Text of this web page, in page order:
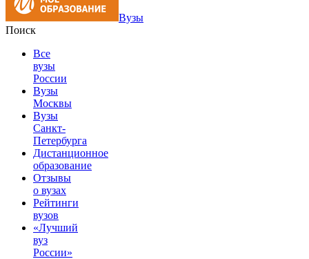
Вузы
Поиск
Все
вузы
России
Вузы
Москвы
Вузы
Санкт-
Петербурга
Дистанционное
образование
Отзывы
о вузах
Рейтинги
вузов
«Лучший
вуз
России»